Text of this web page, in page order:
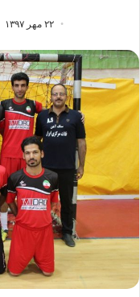
۲۲ مهر ۱۳۹۷